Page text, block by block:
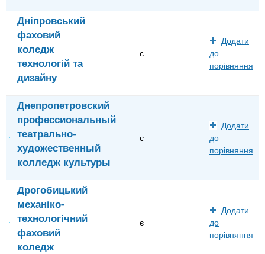
Дніпровський
фаховий
коледж
технологій та
дизайну
є
Додати
до
порівняння
Днепропетровский
профессиональный
театрально-
художественный
колледж культуры
є
Додати
до
порівняння
Дрогобицький
механіко-
технологічний
фаховий
коледж
є
Додати
до
порівняння